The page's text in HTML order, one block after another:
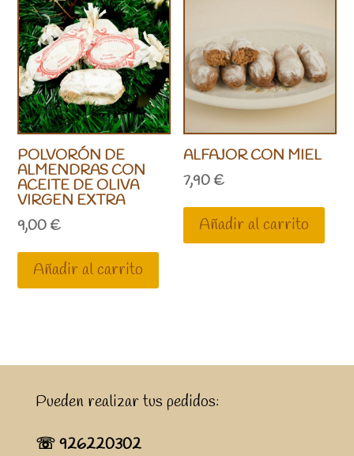
POLVORÓN DE
ALMENDRAS CON
ACEITE DE OLIVA
VIRGEN EXTRA
9,00€
Añadir al carrito
ALFAJOR CON MIEL
7,90€
Añadir al carrito
Pueden realizar tus pedidos:
☏ 926220302